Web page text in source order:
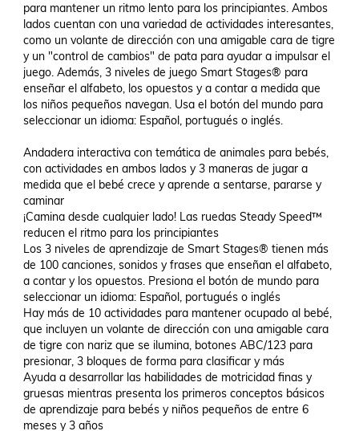
para mantener un ritmo lento para los principiantes. Ambos
lados cuentan con una variedad de actividades interesantes,
como un volante de dirección con una amigable cara de tigre
y un "control de cambios" de pata para ayudar a impulsar el
juego. Además, 3 niveles de juego Smart Stages® para
enseñar el alfabeto, los opuestos y a contar a medida que
los niños pequeños navegan. Usa el botón del mundo para
seleccionar un idioma: Español, portugués o inglés.
Andadera interactiva con temática de animales para bebés,
con actividades en ambos lados y 3 maneras de jugar a
medida que el bebé crece y aprende a sentarse, pararse y
caminar
¡Camina desde cualquier lado! Las ruedas Steady Speed™
reducen el ritmo para los principiantes
Los 3 niveles de aprendizaje de Smart Stages® tienen más
de 100 canciones, sonidos y frases que enseñan el alfabeto,
a contar y los opuestos. Presiona el botón de mundo para
seleccionar un idioma: Español, portugués o inglés
Hay más de 10 actividades para mantener ocupado al bebé,
que incluyen un volante de dirección con una amigable cara
de tigre con nariz que se ilumina, botones ABC/123 para
presionar, 3 bloques de forma para clasificar y más
Ayuda a desarrollar las habilidades de motricidad finas y
gruesas mientras presenta los primeros conceptos básicos
de aprendizaje para bebés y niños pequeños de entre 6
meses y 3 años